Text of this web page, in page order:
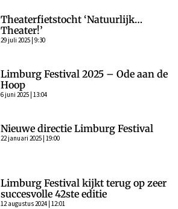
Theaterfietstocht ‘Natuurlijk…
Theater!’
29 juli 2025 | 9:30
Limburg Festival 2025 – Ode aan de
Hoop
6 juni 2025 | 13:04
Nieuwe directie Limburg Festival
22 januari 2025 | 19:00
Limburg Festival kijkt terug op zeer
succesvolle 42ste editie
12 augustus 2024 | 12:01